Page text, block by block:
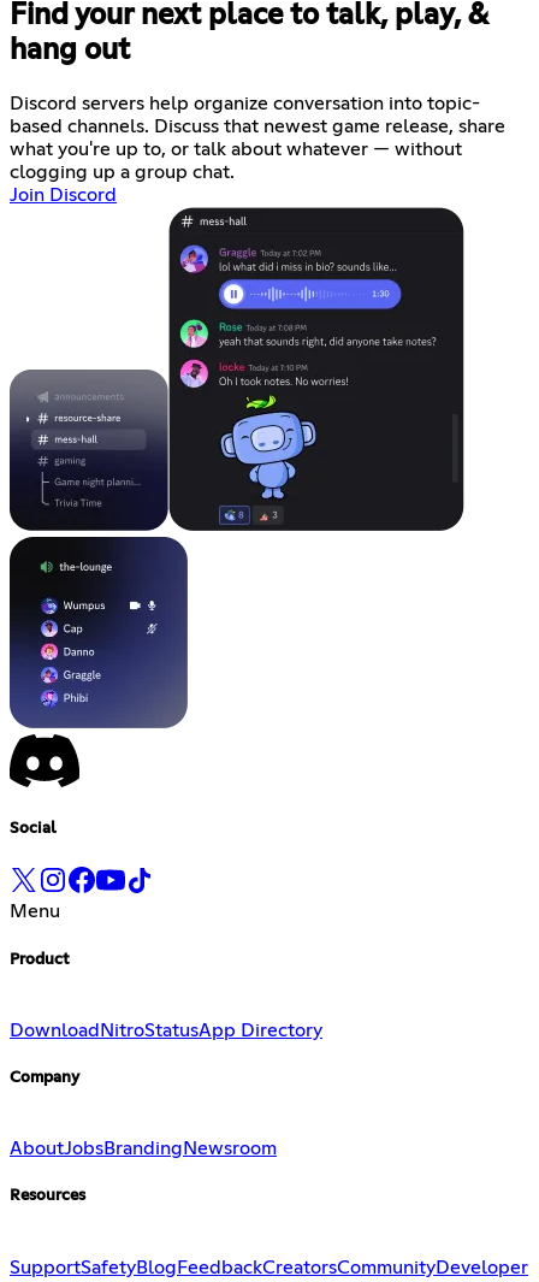
Find your next place to talk, play, &
hang out
Discord servers help organize conversation into topic-
based channels. Discuss that newest game release, share
what you're up to, or talk about whatever — without
clogging up a group chat.
Join Discord
Social
Menu
Product
Download NitroStatusApp Directory
Company
AboutJobsBranding Newsroom
Resources
SupportSafetyBlogFeedbackCreatorsCommunityDeveloper